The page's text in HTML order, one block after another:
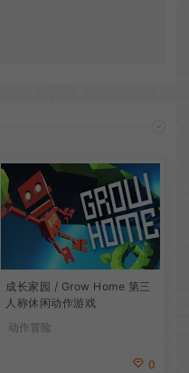
成长家园 / Grow Home 第三
人称休闲动作游戏
动作冒险
0